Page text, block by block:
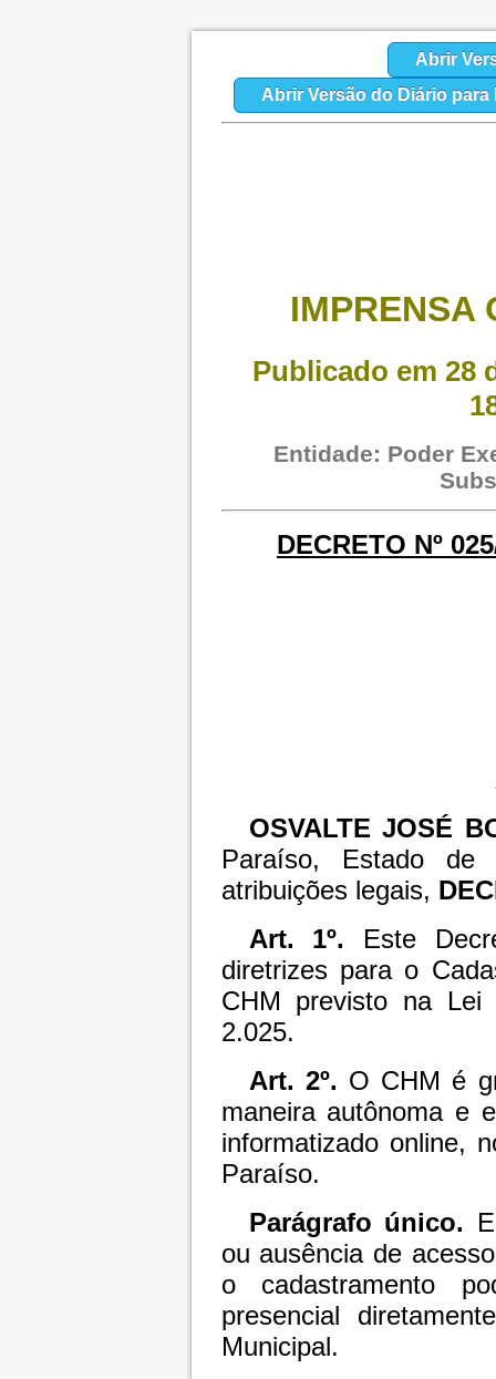
Abrir
Abrir Versão do Diário para
IMPRENSA
Publicado em 28
Entidade: Poder
DECRETO Nº
OSVALTE JOSÉ
Paraíso, Estado
atribuições legais,
Art. 1º. Este
diretrizes para o
CHM previsto na
2.025.
Art. 2º. O CHM é
maneira autônoma e
informatizado online,
Paraíso.
Parágrafo único.
ou ausência de
o cadastramento
presencial
Municipal.